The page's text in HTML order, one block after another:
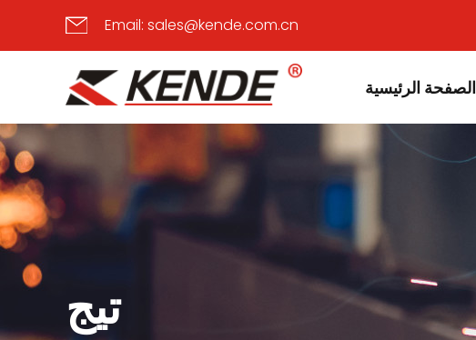
Email: sales@kende.com.cn
الصفحة الرئيسية
تيج